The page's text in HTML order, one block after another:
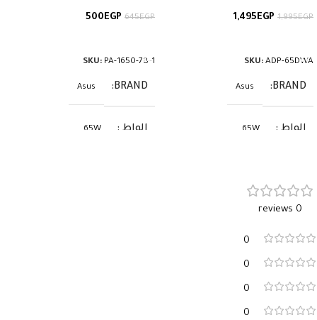
1,995EGP
1,495EGP
SKU: ADP-65DWA
BRAND
Asus
الواط 65W
الأمبير
645EGP
500EGP
SKU: PA-1650-78-1
BRAND
Asus
الواط 65W
0 reviews
0
0
0
0